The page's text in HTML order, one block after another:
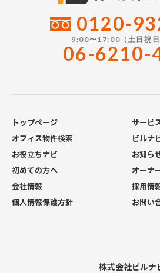
0120-
9:00〜17:00（土日祝日
06-6210-
トップページ
サービ
オフィス物件検索
ビルナ
お役立ちナビ
お知ら
初めての方へ
オーナ
会社情報
採用情
個人情報保護方針
お問い
株式会社ビルナ